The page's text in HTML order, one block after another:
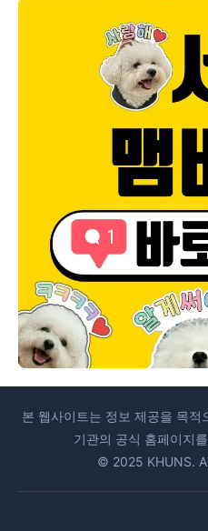
본 웹사이트는 정보 제공을 목적
기관의 공식 홈페이지
© 2025 KHUNS.